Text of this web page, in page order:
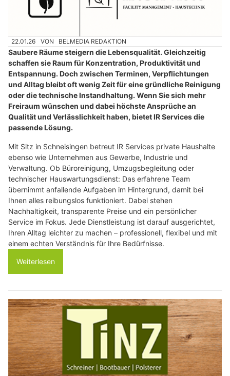
22.01.26 VON BELMEDIA REDAKTION
Saubere Räume steigern die Lebensqualität. Gleichzeitig
schaffen sie Raum für Konzentration, Produktivität und
Entspannung. Doch zwischen Terminen, Verpflichtungen
und Alltag bleibt oft wenig Zeit für eine gründliche Reinigung
oder die technische Instandhaltung. Wenn Sie sich mehr
Freiraum wünschen und dabei höchste Ansprüche an
Qualität und Verlässlichkeit haben, bietet IR Services die
passende Lösung.
Mit Sitz in Schneisingen betreut IR Services private Haushalte
ebenso wie Unternehmen aus Gewerbe, Industrie und
Verwaltung. Ob Büroreinigung, Umzugsbegleitung oder
technischer Hauswartungsdienst: Das erfahrene Team
übernimmt anfallende Aufgaben im Hintergrund, damit bei
Ihnen alles reibungslos funktioniert. Dabei stehen
Nachhaltigkeit, transparente Preise und ein persönlicher
Service im Fokus. Jede Dienstleistung ist darauf ausgerichtet,
Ihren Alltag leichter zu machen – professionell, flexibel und mit
einem echten Verständnis für Ihre Bedürfnisse.
Weiterlesen